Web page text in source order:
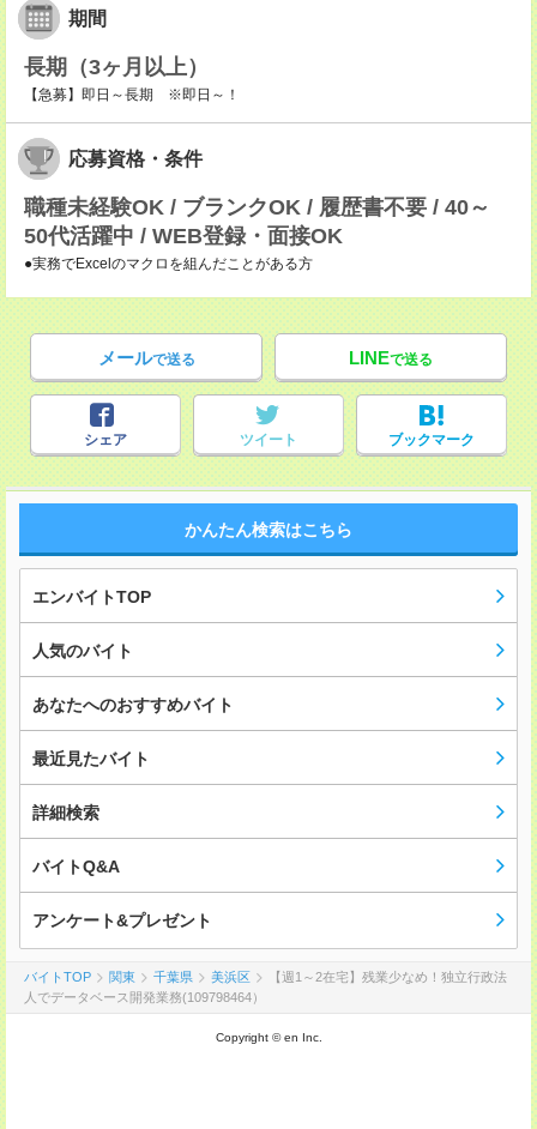
期間
長期（3ヶ月以上）
【急募】即日～長期 ※即日～！
応募資格・条件
職種未経験OK / ブランクOK / 履歴書不要 / 40～
50代活躍中 / WEB登録・面接OK
●実務でExcelのマクロを組んだことがある方
メールで送る LINEで送る
シェア ツイート ブックマーク
かんたん検索はこちら
エンバイトTOP
人気のバイト
あなたへのおすすめバイト
最近見たバイト
詳細検索
バイトQ&A
アンケート&プレゼント
バイトTOP 関東 千葉県 美浜区
【週1～2在宅】残業少なめ！独立行政法
人でデータベース開発業務(109798464）
Copyright © en Inc.